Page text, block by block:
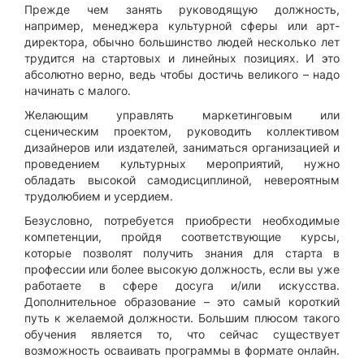
Прежде чем занять руководящую должность,
например, менеджера культурной сферы или арт-
директора, обычно большинство людей несколько лет
трудится на стартовых и линейных позициях. И это
абсолютно верно, ведь чтобы достичь великого – надо
начинать с малого.
Желающим управлять маркетинговым или
сценическим проектом, руководить коллективом
дизайнеров или издателей, заниматься организацией и
проведением культурных мероприятий, нужно
обладать высокой самодисциплиной, невероятным
трудолюбием и усердием.
Безусловно, потребуется приобрести необходимые
компетенции, пройдя соответствующие курсы,
которые позволят получить знания для старта в
профессии или более высокую должность, если вы уже
работаете в сфере досуга и/или искусства.
Дополнительное образование – это самый короткий
путь к желаемой должности. Большим плюсом такого
обучения является то, что сейчас существует
возможность осваивать программы в формате онлайн.